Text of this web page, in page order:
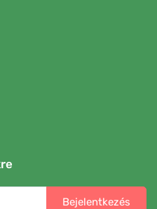
Bejelentkezés